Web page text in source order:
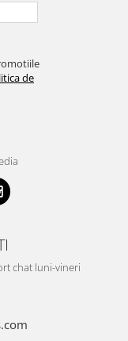
de
chat luni-vineri